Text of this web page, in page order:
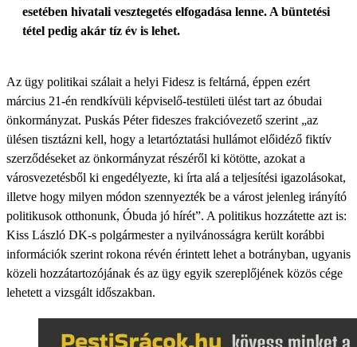
esetében hivatali vesztegetés elfogadása lenne. A büntetési
tétel pedig akár tíz év is lehet.
Az ügy politikai szálait a helyi Fidesz is feltárná, éppen ezért
március 21-én rendkívüli képviselő-testületi ülést tart az óbudai
önkormányzat. Puskás Péter fideszes frakcióvezető szerint „az
ülésen tisztázni kell, hogy a letartóztatási hullámot előidéző fiktív
szerződéseket az önkormányzat részéről ki kötötte, azokat a
városvezetésből ki engedélyezte, ki írta alá a teljesítési igazolásokat,
illetve hogy milyen módon szennyezték be a várost jelenleg irányító
politikusok otthonunk, Óbuda jó hírét”. A politikus hozzátette azt is:
Kiss László DK-s polgármester a nyilvánosságra került korábbi
információk szerint rokona révén érintett lehet a botrányban, ugyanis
közeli hozzátartozójának és az ügy egyik szereplőjének közös cége
lehetett a vizsgált időszakban.